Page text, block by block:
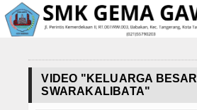
Home
Informasi
VIDEO "KELUARGA BESAR
SWARAKALIBATA"